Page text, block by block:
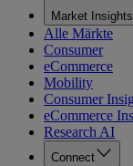
Market Insights
Alle Märkte
Consumer
eCommerce
Mobility
Consumer
eCommerce
Research AI
Connect